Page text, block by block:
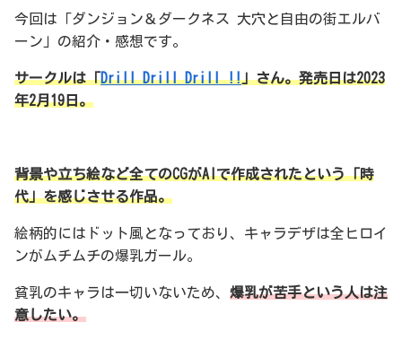
今回は「ダンジョン＆ダークネス 大穴と自由の街エルバ
ーン」の紹介・感想です。
サークルは「Drill Drill Drill !!」さん。発売日は2023
年2月19日。
背景や立ち絵など全てのCGがAIで作成されたという「時
代」を感じさせる作品。
絵柄的にはドット風となっており、キャラデザは全ヒロイ
ンがムチムチの爆乳ガール。
貧乳のキャラは一切いないため、 爆乳が苦手という人は注
意したい。